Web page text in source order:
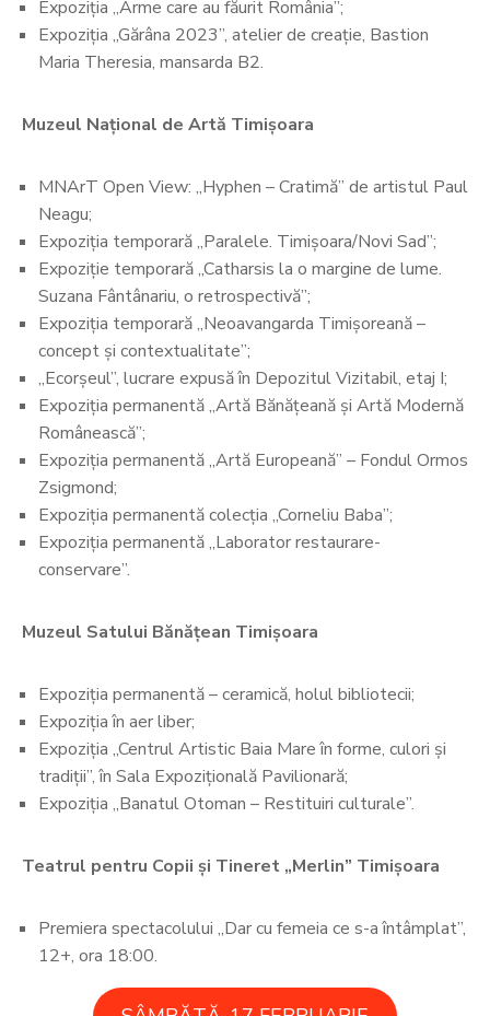
Expoziția „Arme care au făurit România”;
Expoziția „Gărâna 2023”, atelier de creație, Bastion
Maria Theresia, mansarda B2.
Muzeul Național de Artă Timișoara
MNArT Open View: „Hyphen – Cratimă” de artistul Paul
Neagu;
Expoziția temporară „Paralele. Timișoara/Novi Sad”;
Expoziție temporară „Catharsis la o margine de lume.
Suzana Fântânariu, o retrospectivă”;
Expoziția temporară „Neoavangarda Timișoreană –
concept și contextualitate”;
„Ecorșeul”, lucrare expusă în Depozitul Vizitabil, etaj I;
Expoziția permanentă „Artă Bănățeană și Artă Modernă
Românească”;
Expoziția permanentă „Artă Europeană” – Fondul Ormos
Zsigmond;
Expoziția permanentă colecția „Corneliu Baba”;
Expoziția permanentă „Laborator restaurare-
conservare”.
Muzeul Satului Bănățean Timișoara
Expoziția permanentă – ceramică, holul bibliotecii;
Expoziția în aer liber;
Expoziția „Centrul Artistic Baia Mare în forme, culori și
tradiții”, în Sala Expozițională Pavilionară;
Expoziția „Banatul Otoman – Restituiri culturale”.
Teatrul pentru Copii și Tineret „Merlin” Timișoara
Premiera spectacolului „Dar cu femeia ce s-a întâmplat”,
12+, ora 18:00.